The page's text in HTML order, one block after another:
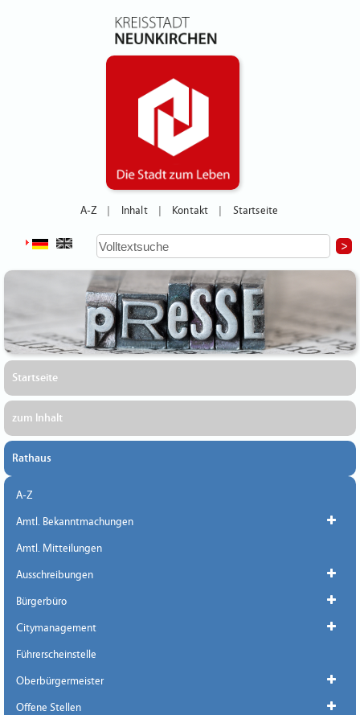
A-Z Inhalt Kontakt Startseite
Startseite
zum Inhalt
Rathaus
A-Z
Amtl. Bekanntmachungen
Amtl. Mitteilungen
Ausschreibungen
Bürgerbüro
Citymanagement
Führerscheinstelle
Oberbürgermeister
Offene Stellen